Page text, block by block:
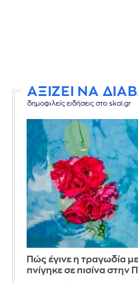
ΑΞΙΖΕΙ ΝΑ
δημοφιλείς ειδήσεις στο skai.gr
Πώς έγινε η τραγωδία
πνίγηκε σε πισίνα στην